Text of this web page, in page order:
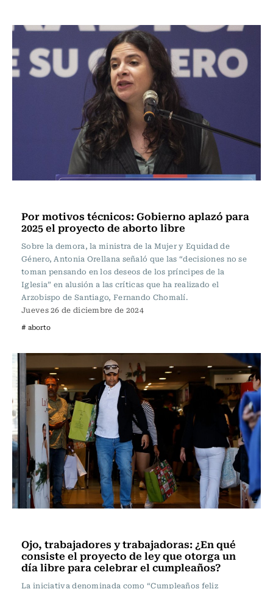
Por motivos técnicos: Gobierno aplazó para
2025 el proyecto de aborto libre
Sobre la demora, la ministra de la Mujer y Equidad de
Género, Antonia Orellana señaló que las “decisiones no se
toman pensando en los deseos de los príncipes de la
Iglesia” en alusión a las críticas que ha realizado el
Arzobispo de Santiago, Fernando Chomalí.
Jueves 26 de diciembre de 2024
# aborto
Ojo, trabajadores y trabajadoras: ¿En qué
consiste el proyecto de ley que otorga un
día libre para celebrar el cumpleaños?
La iniciativa denominada como “Cumpleaños feliz